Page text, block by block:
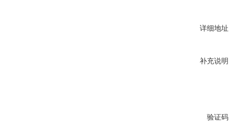
详细地址
补充说明
验证码